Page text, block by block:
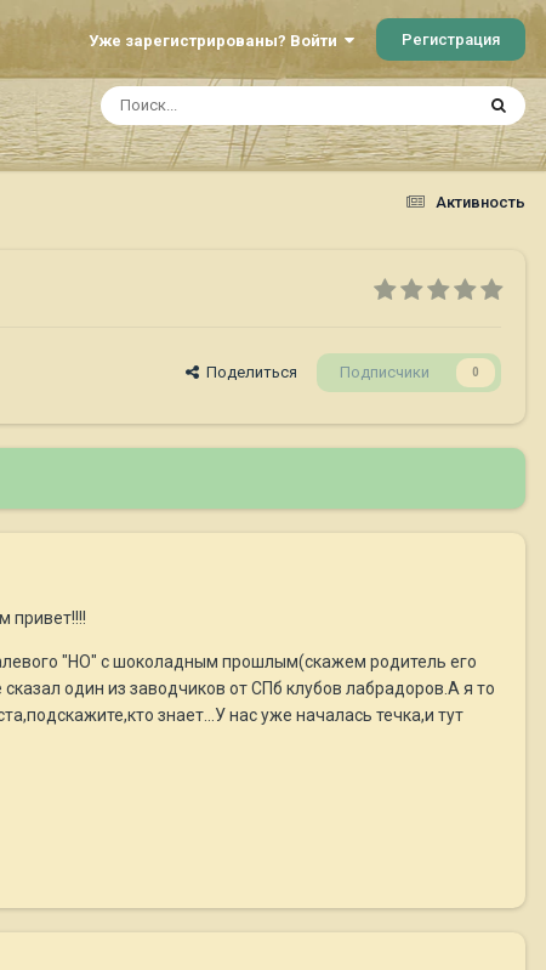
Уже зарегистрированы? Войти Регистрация
Активность
Поделиться Подписчики 0
привет!!!!
"НО" с шоколадным прошлым(скажем родитель его
один из заводчиков от СПб клубов лабрадоров.А я то
знает...У нас уже началась течка,и тут